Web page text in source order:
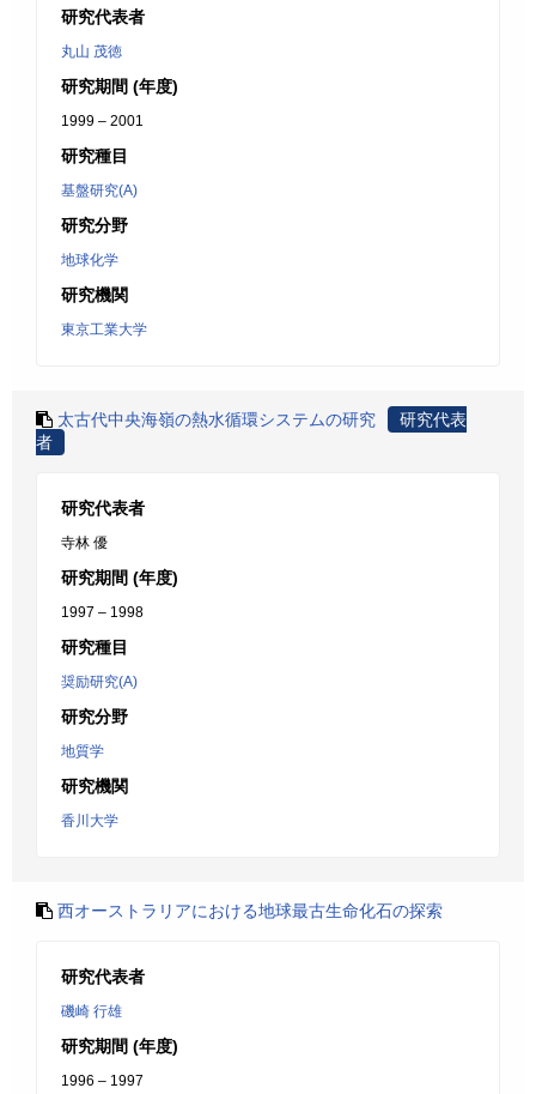
研究代表者
丸山 茂徳
研究期間 (年度)
1999 – 2001
研究種目
基盤研究(A)
研究分野
地球化学
研究機関
東京工業大学
太古代中央海嶺の熱水循環システムの研究
研究代表
者
研究代表者
寺林 優
研究期間 (年度)
1997 – 1998
研究種目
奨励研究(A)
研究分野
地質学
研究機関
香川大学
西オーストラリアにおける地球最古生命化石の探索
研究代表者
磯崎 行雄
研究期間 (年度)
1996 – 1997